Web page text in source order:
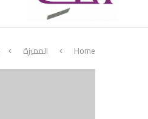
Home المميزة